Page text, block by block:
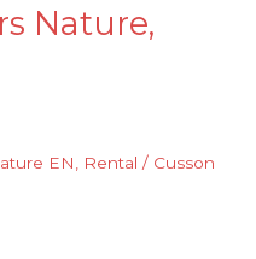
Nature,
EN, Rental / Cusson